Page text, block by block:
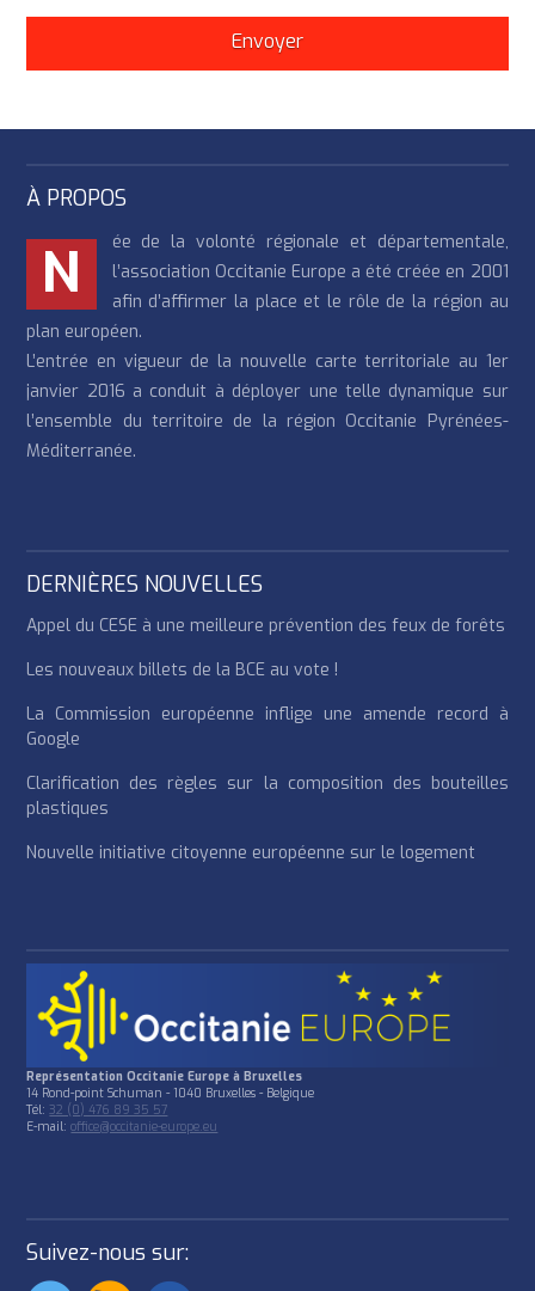
À PROPOS
N
ée de la volonté régionale et départementale,
l’association Occitanie Europe a été créée en 2001
afin d’affirmer la place et le rôle de la région au
plan européen.
L’entrée en vigueur de la nouvelle carte territoriale au 1er
janvier 2016 a conduit à déployer une telle dynamique sur
l’ensemble du territoire de la région Occitanie Pyrénées-
Méditerranée.
DERNIÈRES NOUVELLES
Appel du CESE à une meilleure prévention des feux de forêts
Les nouveaux billets de la BCE au vote !
La Commission européenne inflige une amende record à
Google
Clarification des règles sur la composition des bouteilles
plastiques
Nouvelle initiative citoyenne européenne sur le logement
Représentation Occitanie Europe à Bruxelles
14 Rond-point Schuman - 1040 Bruxelles - Belgique
Tél:32 (0) 476 89 35 57
E-mail:office@occitanie-europe.eu
Suivez-nous sur: